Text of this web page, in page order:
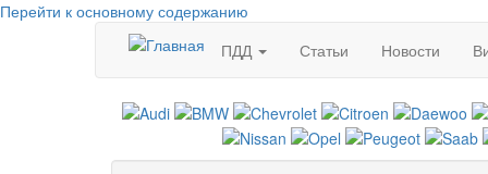
Перейти к основному содержанию
ПДД
Статьи Новости